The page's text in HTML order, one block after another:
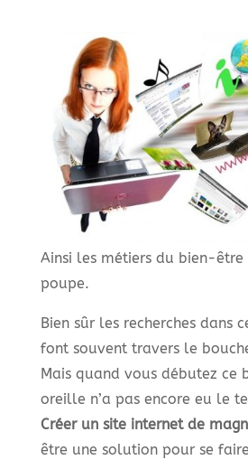
Ainsi les métiers du bien-
poupe.
Bien sûr les recherches dans
font souvent travers le
Mais quand vous débutez ce
oreille n’a pas encore eu le
Créer un site internet de
être une solution pour se